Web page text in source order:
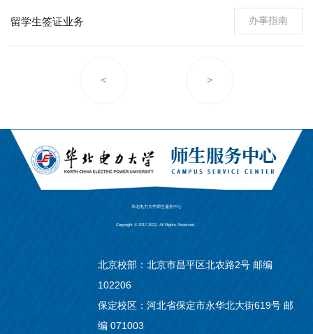
办事指南
留学生签证业务
< >
华北电力大学师生服务中心
Copyright © 2017-2022, All Rights Reserved .
北京校部：北京市昌平区北农路2号 邮编
102206
保定校区：河北省保定市永华北大街619号 邮
编 071003